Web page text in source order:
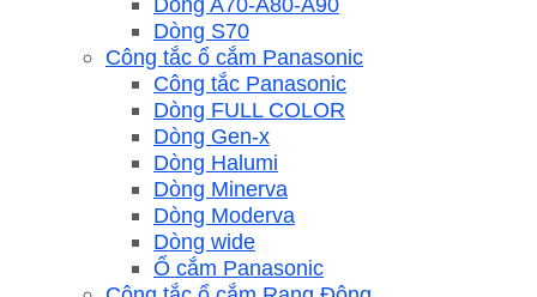
Dòng S70
Công tắc ổ cắm Panasonic
Công tắc Panasonic
Dòng FULL COLOR
Dòng Gen-x
Dòng Halumi
Dòng Minerva
Dòng Moderva
Dòng wide
Ổ cắm Panasonic